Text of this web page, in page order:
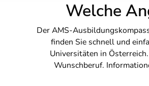
Welche
Der AMS-
finden Sie schnell und
Universitäten in
Wunschberuf.